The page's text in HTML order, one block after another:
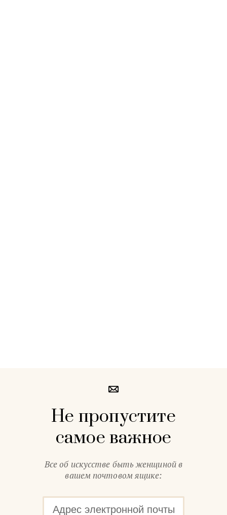
Не пропустите
самое важное
Все об искусстве быть женщиной в
вашем почтовом ящике: